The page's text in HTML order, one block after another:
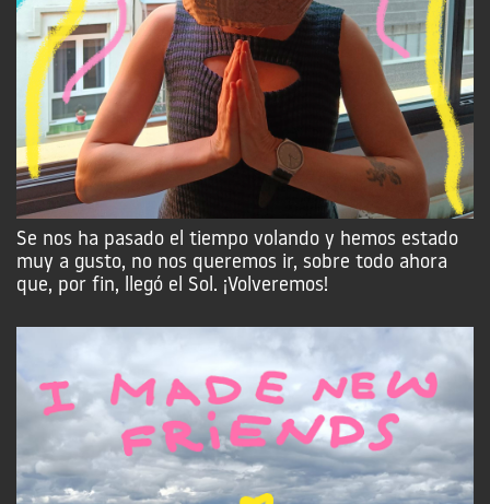
Se nos ha pasado el tiempo volando y hemos estado
muy a gusto, no nos queremos ir, sobre todo ahora
que, por fin, llegó el Sol. ¡Volveremos!